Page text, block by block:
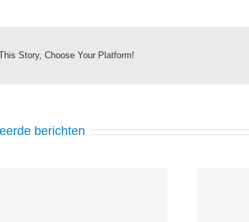
Story, Choose Your Platform!
berichten